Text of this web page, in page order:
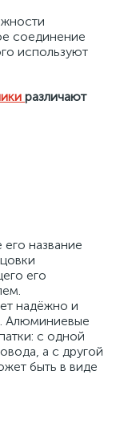
соединение
используют
различают
его название
его
надёжно и
Алюминиевые
с одной
а с другой
быть в виде